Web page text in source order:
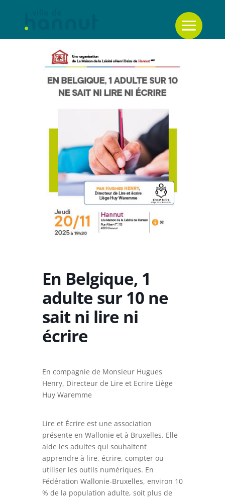
En Belgique, 1
adulte sur 10 ne
sait ni lire ni
écrire
En compagnie de Monsieur Hugues
Henry, Directeur de Lire et Ecrire Liège
Huy Waremme
Lire et Écrire est une association
présente en Wallonie et à Bruxelles. Elle
aide les adultes qui souhaitent
apprendre à lire, écrire, compter ou
utiliser les outils numériques. En
Fédération Wallonie-Bruxelles, environ 10
% de la population adulte, soit plus de